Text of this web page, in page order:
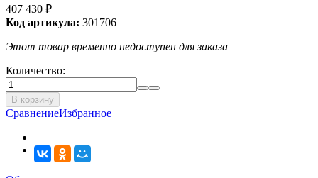
407 430 ₽
Код артикула: 301706
Этот товар временно недоступен для заказа
Количество:
В корзину
СравнениеИзбранное